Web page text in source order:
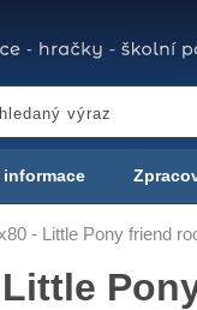
- Little Pony friend